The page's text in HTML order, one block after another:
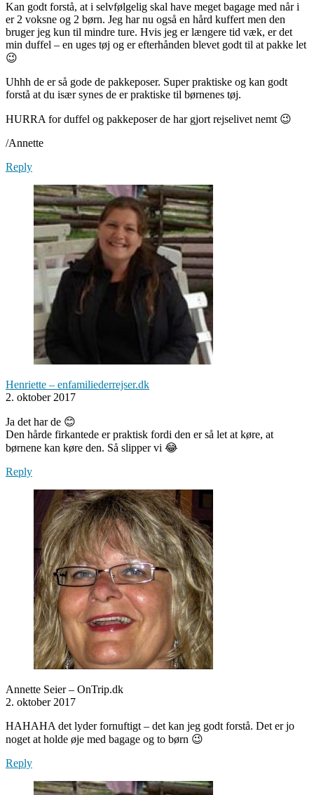
Kan godt forstå, at i selvfølgelig skal have meget bagage med når i
er 2 voksne og 2 børn. Jeg har nu også en hård kuffert men den
bruger jeg kun til mindre ture. Hvis jeg er længere tid væk, er det
min duffel – en uges tøj og er efterhånden blevet godt til at pakke let
😉
Uhhh de er så gode de pakkeposer. Super praktiske og kan godt
forstå at du især synes de er praktiske til børnenes tøj.
HURRA for duffel og pakkeposer de har gjort rejselivet nemt 😉
/Annette
Reply
Henriette – enfamiliederrejser.dk
2. oktober 2017
Ja det har de 😊
Den hårde firkantede er praktisk fordi den er så let at køre, at
børnene kan køre den. Så slipper vi 😂
Reply
Annette Seier – OnTrip.dk
2. oktober 2017
HAHAHA det lyder fornuftigt – det kan jeg godt forstå. Det er jo
noget at holde øje med bagage og to børn 😉
Reply